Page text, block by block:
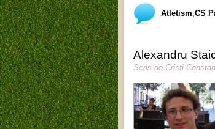
Atletism,CS
Alexandru
Scris de Cristi